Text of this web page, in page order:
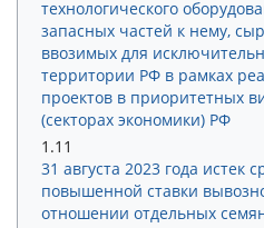
технологического
запасных частей к нему,
ввозимых для
территории РФ в рамках
проектов в приоритетных
(секторах экономики) РФ
1.11
31 августа 2023 года истек
повышенной ставки
отношении отдельных